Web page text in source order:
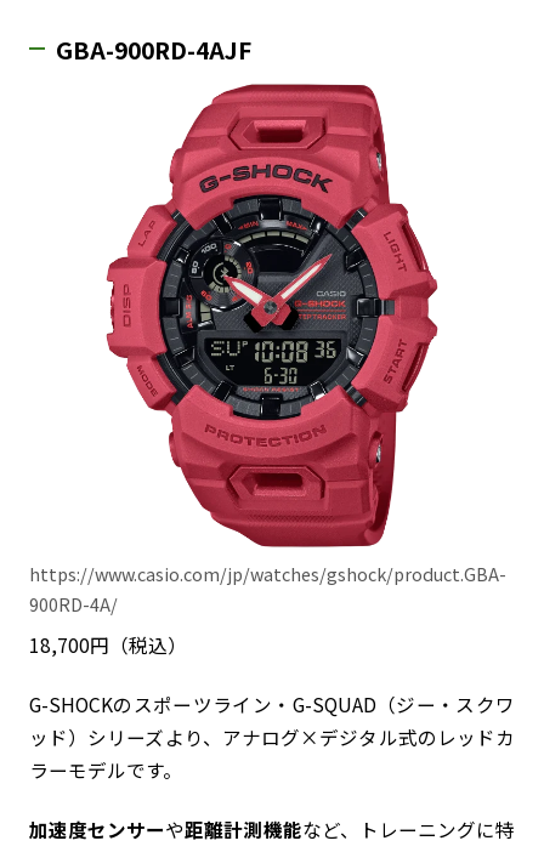
GBA-900RD-4AJF
https://www.casio.com/jp/watches/gshock/product.GBA-
900RD-4A/
18,700円（税込）
G-SHOCKのスポーツライン・G-SQUAD（ジー・スクワ
ッド）シリーズより、アナログ×デジタル式のレッドカ
ラーモデルです。
加速度センサーや距離計測機能など、トレーニングに特